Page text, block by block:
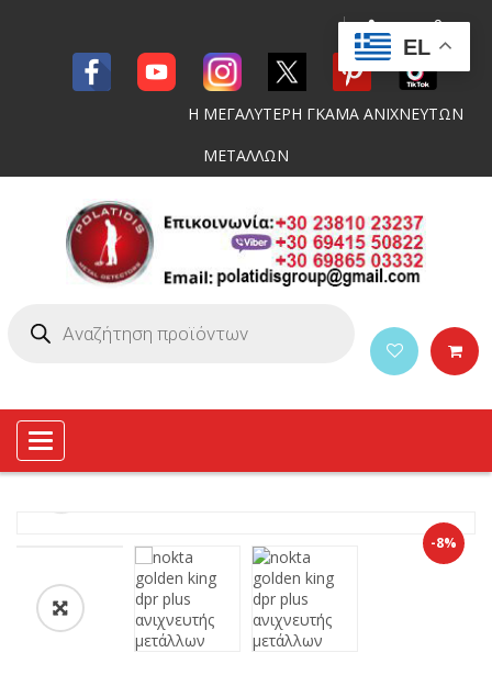
Η ΜΕΓΑΛΥΤΕΡΗ ΓΚΑΜΑ ΑΝΙΧΝΕΥΤΩΝ
ΜΕΤΑΛΛΩΝ
Toggle
navigation
-8%
EL